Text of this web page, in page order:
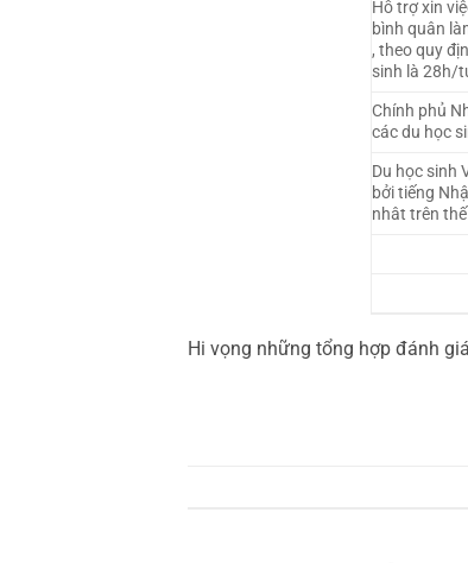
Hỗ trợ xin
bình quân
, theo quy
sinh là 28h/
Chính phủ
các du học
Du học sinh
bởi tiếng
nhât trên
Hi vọng những tổng hợp đánh